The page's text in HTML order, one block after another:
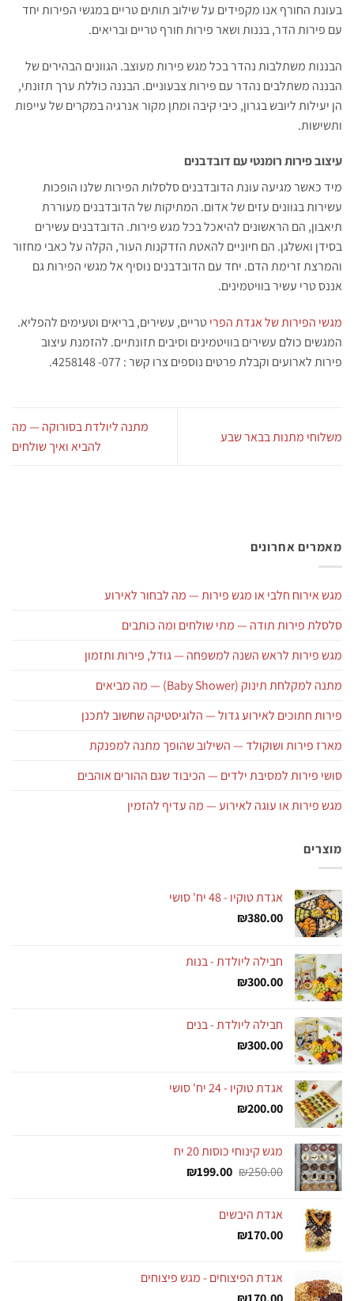
בעונת החורף אנו מקפידים על שילוב תותים טריים במגשי הפירות יחד
עם פירות הדר, בננות ושאר פירות חורף טריים ובריאים.
הבננות משתלבות נהדר בכל מגש פירות מעוצב. הגוונים הבהירים של
הבננה משתלבים נהדר עם פירות צבעוניים. הבננה כוללת ערך תזונתי,
הן יעילות ליובש בגרון, כיבי קיבה ומתן מקור אנרגיה במקרים של עייפות
ותשישות.
עיצוב פירות רומנטי עם דובדבנים
מיד כאשר מגיעה עונת הדובדבנים סלסלות הפירות שלנו הופכות
עשירות בגוונים עזים של אדום. המתיקות של הדובדבנים מעוררת
תיאבון, הם הראשונים להיאכל בכל מגש פירות. הדובדבנים עשירים
בסידן ואשלגן. הם חיוניים להאטת הזדקנות העור, הקלה על כאבי מחזור
והמרצת זרימת הדם. יחד עם הדובדבנים נוסיף אל מגשי הפירות גם
אננס טרי עשיר בוויטמינים.
מגשי הפירות של אגדת הפריטריים, עשירים, בריאים וטעימים להפליא.
המגשים כולם עשירים בוויטמינים וסיבים תזונתיים. להזמנת עיצוב
פירות לארועים וקבלת פרטים נוספים צרו קשר : 077- 4258148.
משלוחי מתנות בבאר שבע
מתנה ליולדת בסורוקה — מה
להביא ואיך שולחים
מאמרים אחרונים
מגש אירוח חלבי או מגש פירות — מה לבחור לאירוע
סלסלת פירות תודה — מתי שולחים ומה כותבים
מגש פירות לראש השנה למשפחה — גודל, פירות ותזמון
מתנה למקלחת תינוק (Baby Shower) — מה מביאים
פירות חתוכים לאירוע גדול — הלוגיסטיקה שחשוב לתכנן
מארז פירות ושוקולד — השילוב שהופך מתנה למפנקת
סושי פירות למסיבת ילדים — הכיבוד שגם ההורים אוהבים
מגש פירות או עוגה לאירוע — מה עדיף להזמין
מוצרים
אגדת טוקיו - 48 יח' סושי
₪380.00
חבילה ליולדת - בנות
₪300.00
חבילה ליולדת - בנים
₪300.00
אגדת טוקיו - 24 יח' סושי
₪200.00
מגש קינוחי כוסות 20 יח
₪250.00
המחיר
₪250.00.
₪199.00 המחיר
אגדת היבשים
₪170.00
אגדת הפיצוחים - מגש פיצוחים